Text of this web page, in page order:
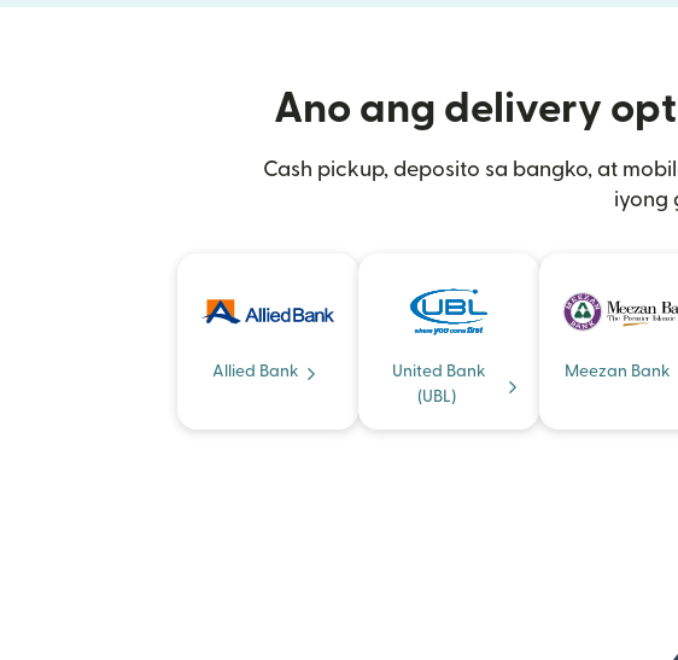
Ano ang delivery
Cash pickup, deposito sa bangko, at
iyong
Allied Bank
United Bank
(UBL)
Meezan Bank